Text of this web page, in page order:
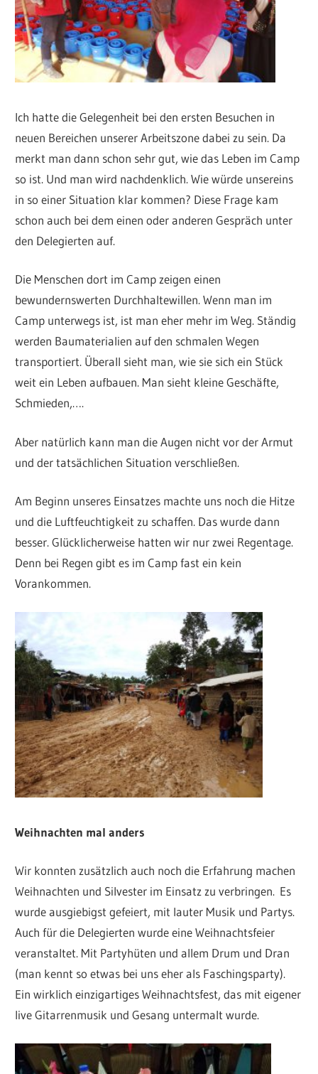
Ich hatte die Gelegenheit bei den ersten Besuchen in
neuen Bereichen unserer Arbeitszone dabei zu sein. Da
merkt man dann schon sehr gut, wie das Leben im Camp
so ist. Und man wird nachdenklich. Wie würde unsereins
in so einer Situation klar kommen? Diese Frage kam
schon auch bei dem einen oder anderen Gespräch unter
den Delegierten auf.
Die Menschen dort im Camp zeigen einen
bewundernswerten Durchhaltewillen. Wenn man im
Camp unterwegs ist, ist man eher mehr im Weg. Ständig
werden Baumaterialien auf den schmalen Wegen
transportiert. Überall sieht man, wie sie sich ein Stück
weit ein Leben aufbauen. Man sieht kleine Geschäfte,
Schmieden,….
Aber natürlich kann man die Augen nicht vor der Armut
und der tatsächlichen Situation verschließen.
Am Beginn unseres Einsatzes machte uns noch die Hitze
und die Luftfeuchtigkeit zu schaffen. Das wurde dann
besser. Glücklicherweise hatten wir nur zwei Regentage.
Denn bei Regen gibt es im Camp fast ein kein
Vorankommen.
Weihnachten mal anders
Wir konnten zusätzlich auch noch die Erfahrung machen
Weihnachten und Silvester im Einsatz zu verbringen. Es
wurde ausgiebigst gefeiert, mit lauter Musik und Partys.
Auch für die Delegierten wurde eine Weihnachtsfeier
veranstaltet. Mit Partyhüten und allem Drum und Dran
(man kennt so etwas bei uns eher als Faschingsparty).
Ein wirklich einzigartiges Weihnachtsfest, das mit eigener
live Gitarrenmusik und Gesang untermalt wurde.